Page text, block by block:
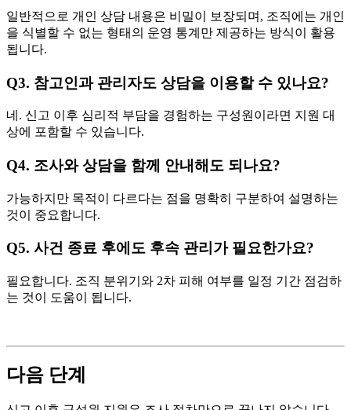
일반적으로 개인 상담 내용은 비밀이 보장되며, 조직에는 개인
을 식별할 수 없는 형태의 운영 통계만 제공하는 방식이 활용
됩니다.
Q3. 참고인과 관리자도 상담을 이용할 수 있나요?
네. 신고 이후 심리적 부담을 경험하는 구성원이라면 지원 대
상에 포함할 수 있습니다.
Q4. 조사와 상담을 함께 안내해도 되나요?
가능하지만 목적이 다르다는 점을 명확히 구분하여 설명하는
것이 중요합니다.
Q5. 사건 종료 후에도 후속 관리가 필요한가요?
필요합니다. 조직 분위기와 2차 피해 여부를 일정 기간 점검하
는 것이 도움이 됩니다.
다음 단계